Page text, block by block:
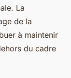
La
de la
à maintenir
du cadre